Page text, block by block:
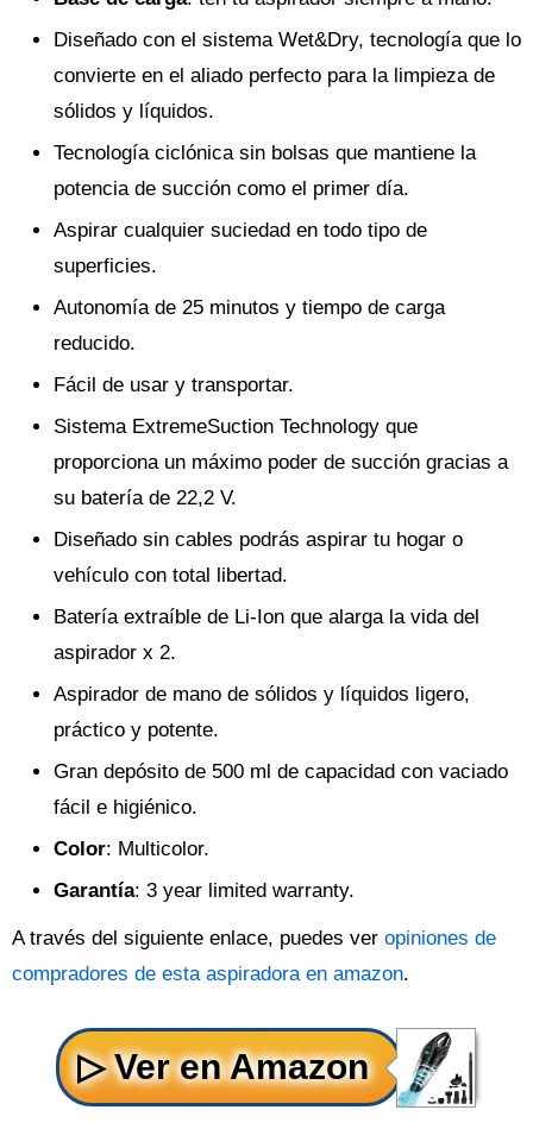
Diseñado con el sistema Wet&Dry, tecnología que lo
convierte en el aliado perfecto para la limpieza de
sólidos y líquidos.
Tecnología ciclónica sin bolsas que mantiene la
potencia de succión como el primer día.
Aspirar cualquier suciedad en todo tipo de
superficies.
Autonomía de 25 minutos y tiempo de carga
reducido.
Fácil de usar y transportar.
Sistema ExtremeSuction Technology que
proporciona un máximo poder de succión gracias a
su batería de 22,2 V.
Diseñado sin cables podrás aspirar tu hogar o
vehículo con total libertad.
Batería extraíble de Li-Ion que alarga la vida del
aspirador x 2.
Aspirador de mano de sólidos y líquidos ligero,
práctico y potente.
Gran depósito de 500 ml de capacidad con vaciado
fácil e higiénico.
Color: Multicolor.
Garantía: 3 year limited warranty.
A través del siguiente enlace, puedes ver opiniones de
compradores de esta aspiradora en amazon.